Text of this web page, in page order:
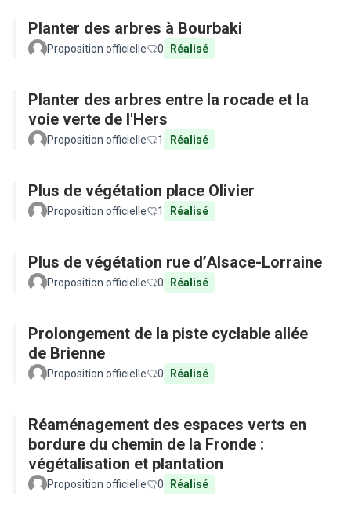
Planter des arbres à Bourbaki
Proposition officielle 0 Réalisé
Planter des arbres entre la rocade et la
voie verte de l'Hers
Proposition officielle 1 Réalisé
Plus de végétation place Olivier
Proposition officielle 1 Réalisé
Plus de végétation rue d’Alsace-Lorraine
Proposition officielle 0 Réalisé
Prolongement de la piste cyclable allée
de Brienne
Proposition officielle 0 Réalisé
Réaménagement des espaces verts en
bordure du chemin de la Fronde :
végétalisation et plantation
Proposition officielle 0 Réalisé